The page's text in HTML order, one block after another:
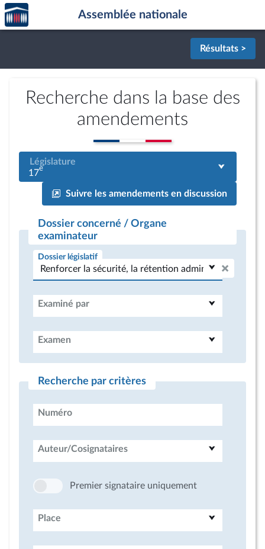
Aller au contenu
Aller en bas de la page
Accèder
à la
page
Assemblée nationale
Résultats >
Recherche dans la base des
amendements
Législature
17e
Suivre les amendements en discussion
Dossier concerné / Organe
examinateur
Dossier législatif
Examiné par
Examen
Recherche par critères
Numéro
Auteur/Cosignataires
Premier signataire uniquement
Place